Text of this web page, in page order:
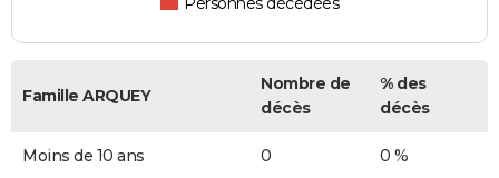
Famille ARQUEY
Nombre de
décès
% des
décès
Moins de 10 ans 0 0 %